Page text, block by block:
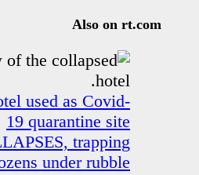
Chinese hotel
dozens